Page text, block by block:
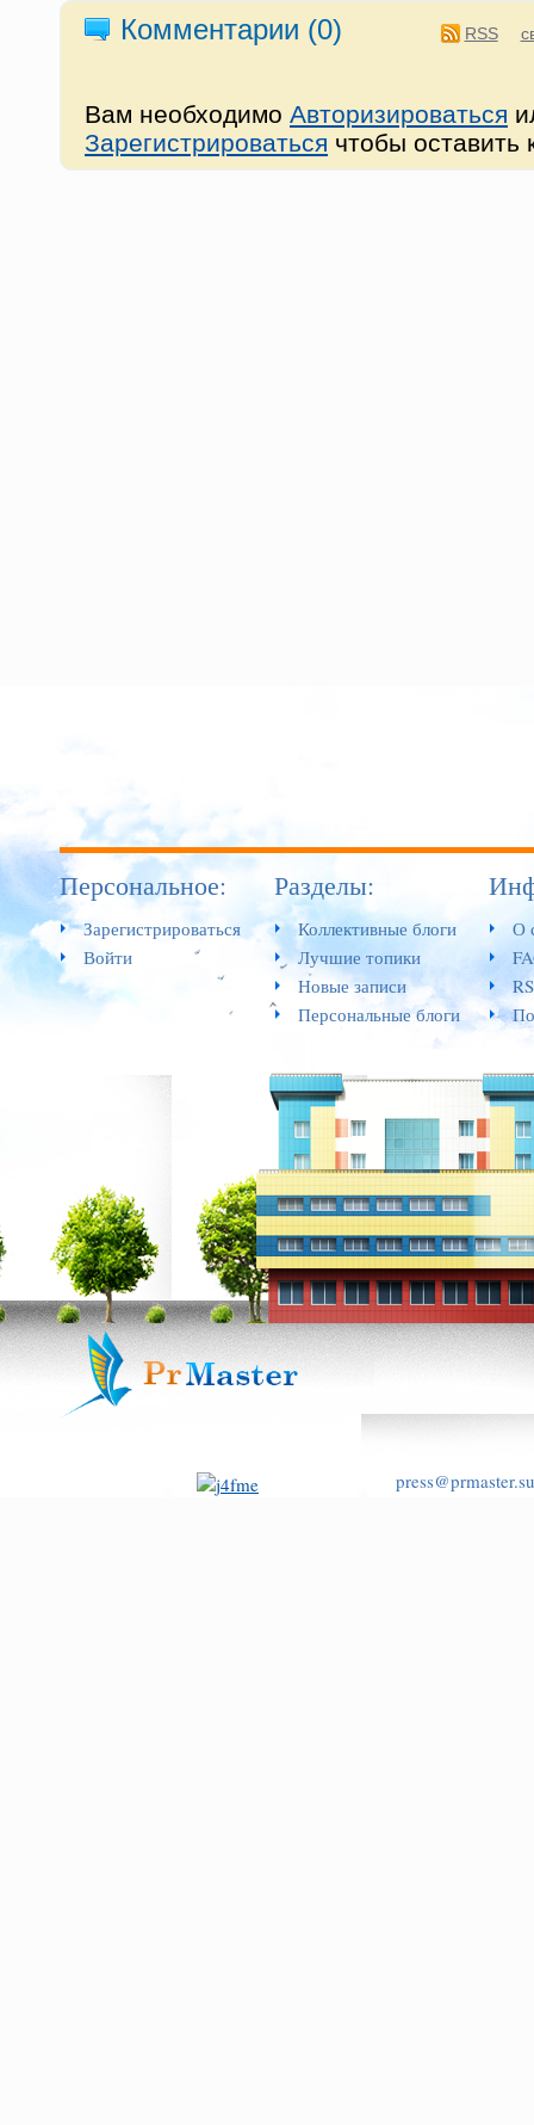
Комментарии (0) RSS
Вам необходимо Авторизироваться
Зарегистрироваться чтобы оставить
Персональное:
Зарегистрироваться
Войти
Разделы:
Коллективные блоги
Лучшие топики
Новые записи
Персональные блоги
О
press@prmaster.su